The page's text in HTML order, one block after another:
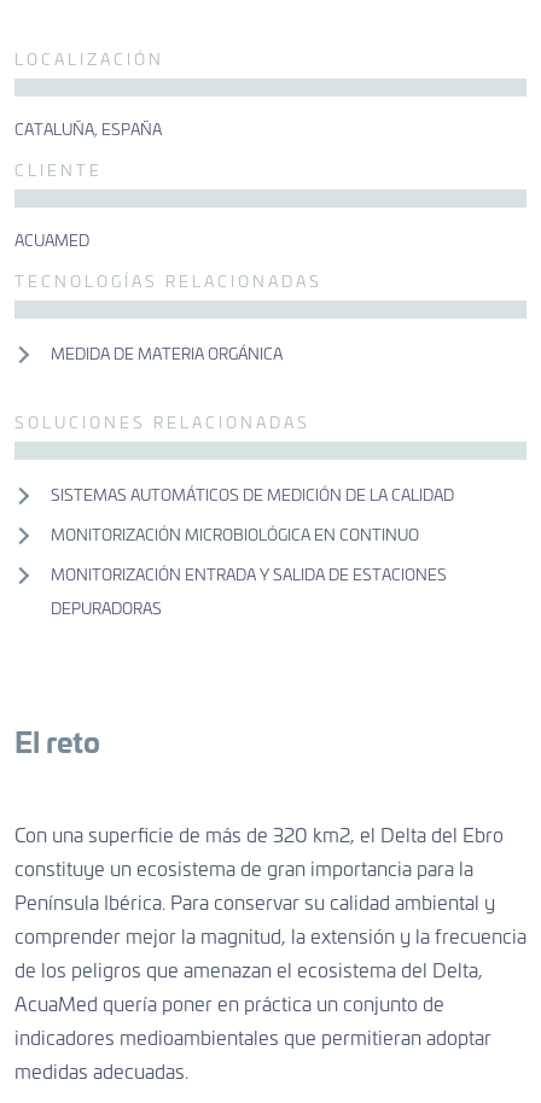
LOCALIZACIÓN
CATALUÑA, ESPAÑA
CLIENTE
ACUAMED
TECNOLOGÍAS RELACIONADAS
MEDIDA DE MATERIA ORGÁNICA
SOLUCIONES RELACIONADAS
SISTEMAS AUTOMÁTICOS DE MEDICIÓN DE LA CALIDAD
MONITORIZACIÓN MICROBIOLÓGICA EN CONTINUO
MONITORIZACIÓN ENTRADA Y SALIDA DE ESTACIONES
DEPURADORAS
El reto
Con una superficie de más de 320 km2, el Delta del Ebro
constituye un ecosistema de gran importancia para la
Península Ibérica. Para conservar su calidad ambiental y
comprender mejor la magnitud, la extensión y la frecuencia
de los peligros que amenazan el ecosistema del Delta,
AcuaMed quería poner en práctica un conjunto de
indicadores medioambientales que permitieran adoptar
medidas adecuadas.
CONTACTO
CONTACTO